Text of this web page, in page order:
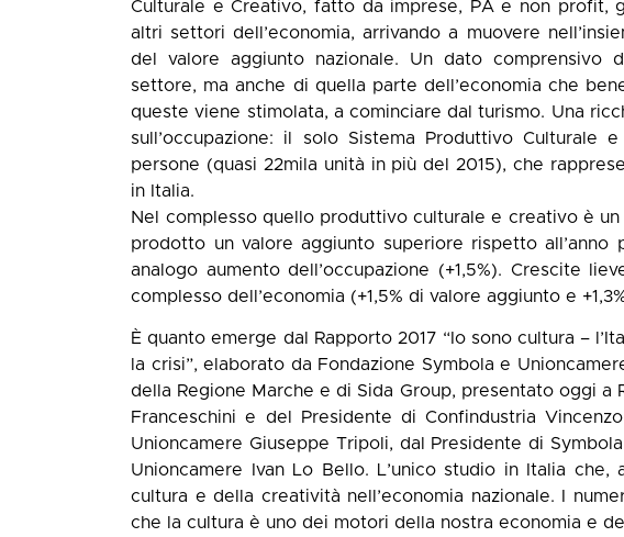
Culturale e Creativo, fatto da imprese, PA e non profit,
altri settori dell’economia, arrivando a muovere
del valore aggiunto nazionale. Un dato
settore, ma anche di quella parte dell’economia che
queste viene stimolata, a cominciare dal turismo. Una
sull’occupazione: il solo Sistema Produttivo Culturale
persone (quasi 22mila unità in più del 2015), che
in Italia.
Nel complesso quello produttivo culturale e creativo è un
prodotto un valore aggiunto superiore rispetto all’anno
analogo aumento dell’occupazione (+1,5%). Crescite
complesso dell’economia (+1,5% di valore aggiunto e
È quanto emerge dal Rapporto 2017 “Io sono cultura –
la crisi”, elaborato da Fondazione Symbola e
della Regione Marche e di Sida Group, presentato oggi a
Franceschini e del Presidente di Confindustria
Unioncamere Giuseppe Tripoli, dal Presidente di
Unioncamere Ivan Lo Bello. L’unico studio in Italia che,
cultura e della creatività nell’economia nazionale. I
che la cultura è uno dei motori della nostra economia e